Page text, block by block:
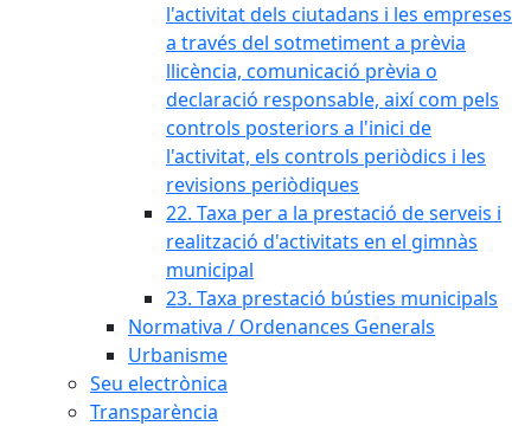
l'activitat dels ciutadans i les empreses
a través del sotmetiment a prèvia
llicència, comunicació prèvia o
declaració responsable, així com pels
controls posteriors a l'inici de
l'activitat, els controls periòdics i les
revisions periòdiques
22. Taxa per a la prestació de serveis i
realització d'activitats en el gimnàs
municipal
23. Taxa prestació bústies municipals
Normativa / Ordenances Generals
Urbanisme
Seu electrònica
Transparència